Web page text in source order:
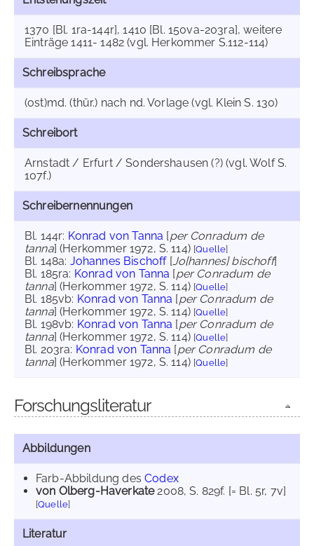
1370 [Bl. 1ra-144r], 1410 [Bl. 150va-203ra], weitere
Einträge 1411- 1482 (vgl. Herkommer S.112-114)
Schreibsprache
(ost)md. (thür.) nach nd. Vorlage (vgl. Klein S. 130)
Schreibort
Arnstadt / Erfurt / Sondershausen (?) (vgl. Wolf S.
107f.)
Schreibernennungen
Bl. 144r: Konrad von Tanna [per Conradum de
tanna] (Herkommer 1972, S. 114) [Quelle]
Bl. 148a: Johannes Bischoff[Jo[hannes] bischoff]
Bl. 185ra: Konrad von Tanna [per Conradum de
tanna] (Herkommer 1972, S. 114) [Quelle]
Bl. 185vb: Konrad von Tanna [per Conradum de
tanna] (Herkommer 1972, S. 114) [Quelle]
Bl. 198vb: Konrad von Tanna [per Conradum de
tanna] (Herkommer 1972, S. 114) [Quelle]
Bl. 203ra: Konrad von Tanna [per Conradum de
tanna] (Herkommer 1972, S. 114) [Quelle]
Forschungsliteratur
Abbildungen
Farb-Abbildung desCodex
von Olberg-Haverkate2008, S. 829f. [= Bl. 5r, 7v]
[Quelle]
Literatur